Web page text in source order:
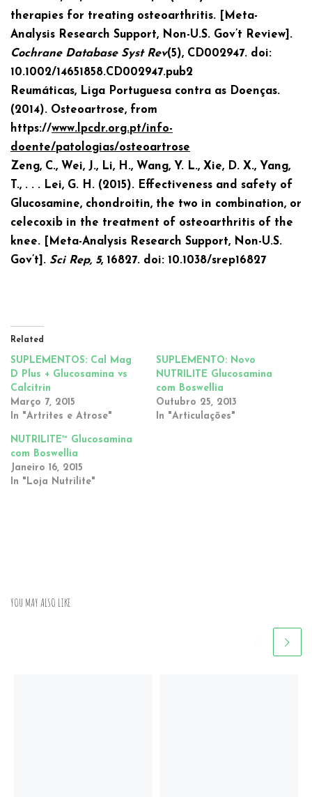
therapies for treating osteoarthritis. [Meta-
Analysis Research Support, Non-U.S. Gov’t
Review].
Cochrane Database Syst Rev(5), CD002947. doi:
10.1002/14651858.CD002947.pub2
Reumáticas, Liga Portuguesa contra as Doenças.
(2014). Osteoartrose, from
https://www.lpcdr.org.pt/info-
doente/patologias/osteoartrose
Zeng, C., Wei, J., Li, H., Wang, Y. L., Xie, D. X., Yang,
T., . . . Lei, G. H. (2015). Effectiveness and safety of
Glucosamine, chondroitin, the two in combination, or
celecoxib in the treatment of osteoarthritis of the
knee. [Meta-Analysis Research Support, Non-U.S.
Gov’t]. Sci Rep, 5, 16827. doi: 10.1038/srep16827
Related
SUPLEMENTOS: Cal Mag
D Plus + Glucosamina vs
Calcitrin
Março 7, 2015
In "Artrites e Atrose"
SUPLEMENTO: Novo
NUTRILITE Glucosamina
com Boswellia
Outubro 25, 2013
In "Articulações"
NUTRILITE™ Glucosamina
com Boswellia
Janeiro 16, 2015
In "Loja Nutrilite"
YOU MAY ALSO LIKE